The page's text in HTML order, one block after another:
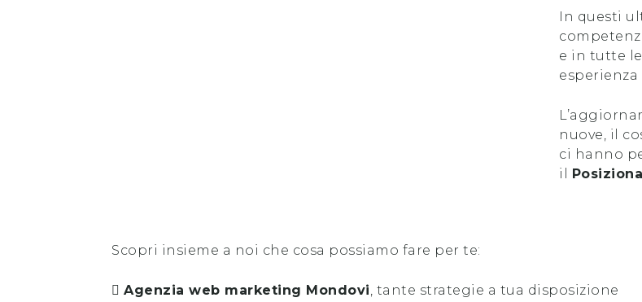
In questi
e in tutte
esperienza
nuove, il
ci hanno
il
Scopri insieme a noi che cosa possiamo fare per te:
Agenzia web marketing Mondovi, tante strategie a tua disposizione